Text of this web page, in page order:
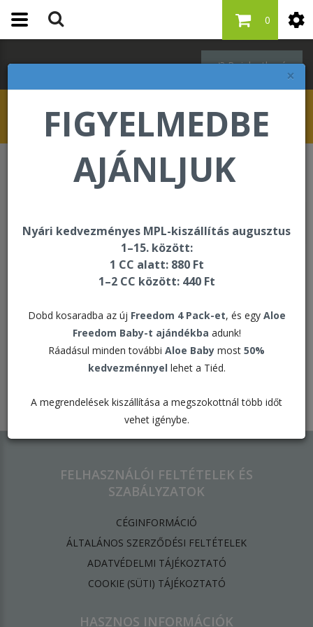
×
FIGYELMEDBE
AJÁNLJUK
Nyári kedvezményes MPL-kiszállítás augusztus
1–15. között:
1 CC alatt: 880 Ft
1–2 CC között: 440 Ft
Dobd kosaradba az új Freedom 4 Pack-et, és egy Aloe
Freedom Baby-t ajándékba adunk!
Ráadásul minden további Aloe Baby most 50%
kedvezménnyel lehet a Tiéd.
A megrendelések kiszállítása a megszokottnál több időt
vehet igénybe.
Bejelentkezés
0
A kért oldal nem található
Elfogadott kártyák:
FELHASZNÁLÓI FELTÉTELEK ÉS
SZABÁLYZATOK
CÉGINFORMÁCIÓ
ÁLTALÁNOS SZERZŐDÉSI FELTÉTELEK
ADATVÉDELMI TÁJÉKOZTATÓ
​COOKIE (SÜTI) TÁJÉKOZTATÓ
HASZNOS INFORMÁCIÓK